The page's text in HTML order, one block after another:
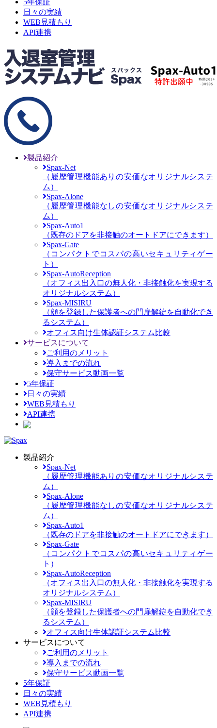
日々の実績
WEB見積もり
API連携
製品紹介
Spax-Net
（履歴管理機能ありの安価なオリジナルシステ
ム）
Spax-Alone
（履歴管理機能なしの安価なオリジナルシステ
ム）
Spax-Auto1
（既存のドアを非接触のオートドアにできます）
Spax-Gate
（コンパクトでコスパの高いセキュリティゲー
ト）
Spax-AutoReception
（オフィス出入口の無人化・非接触化を実現する
オリジナルシステム）
Spax-MISIRU
（顔を登録した保護者への門扉解錠を自動化でき
るシステム）
オフィス向け生体認証システム比較
サービスについて
ご利用のメリット
導入までの流れ
保守サービス動画一覧
5年保証
日々の実績
WEB見積もり
API連携
製品紹介
Spax-Net
（履歴管理機能ありの安価なオリジナルシステ
ム）
Spax-Alone
（履歴管理機能なしの安価なオリジナルシステ
ム）
Spax-Auto1
（既存のドアを非接触のオートドアにできます）
Spax-Gate
（コンパクトでコスパの高いセキュリティゲー
ト）
Spax-AutoReception
（オフィス出入口の無人化・非接触化を実現する
オリジナルシステム）
Spax-MISIRU
（顔を登録した保護者への門扉解錠を自動化でき
るシステム）
オフィス向け生体認証システム比較
サービスについて
ご利用のメリット
導入までの流れ
保守サービス動画一覧
5年保証
日々の実績
WEB見積もり
API連携